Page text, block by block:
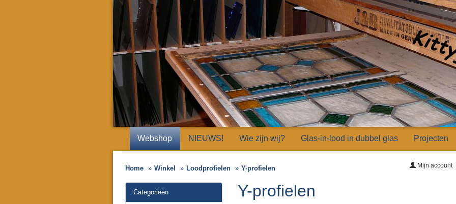
Webshop NIEUWS! Wie zijn wij? Glas-in-lood in dubbel glas Projecten
Home Winkel Loodprofielen Y-profielen Mijn account
Y-profielen
Categorieën